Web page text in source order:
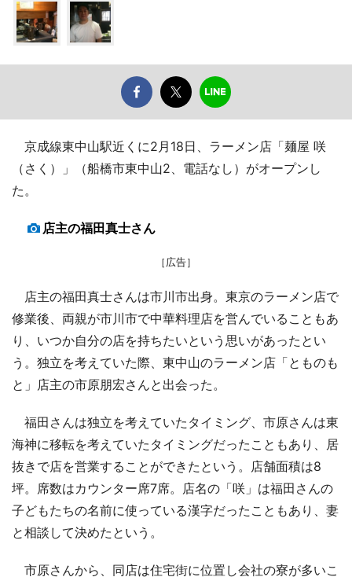
京成線東中山駅近くに2月18日、ラーメン店「麺屋 咲
（さく）」（船橋市東中山2、電話なし）がオープンし
た。
店主の福田真士さん
［広告］
店主の福田真士さんは市川市出身。東京のラーメン店で
修業後、両親が市川市で中華料理店を営んでいることもあ
り、いつか自分の店を持ちたいという思いがあったとい
う。独立を考えていた際、東中山のラーメン店「とものも
と」店主の市原朋宏さんと出会った。
福田さんは独立を考えていたタイミング、市原さんは東
海神に移転を考えていたタイミングだったこともあり、居
抜きで店を営業することができたという。店舗面積は8
坪。席数はカウンター席7席。店名の「咲」は福田さんの
子どもたちの名前に使っている漢字だったこともあり、妻
と相談して決めたという。
市原さんから、同店は住宅街に位置し会社の寮が多いこ